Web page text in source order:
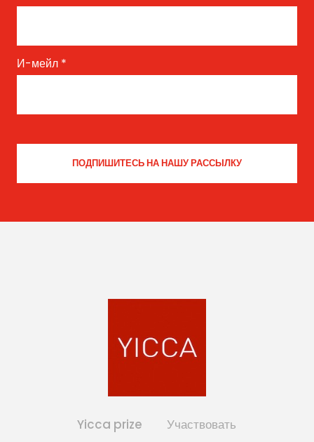
И-мейл *
Yicca prize Участвовать